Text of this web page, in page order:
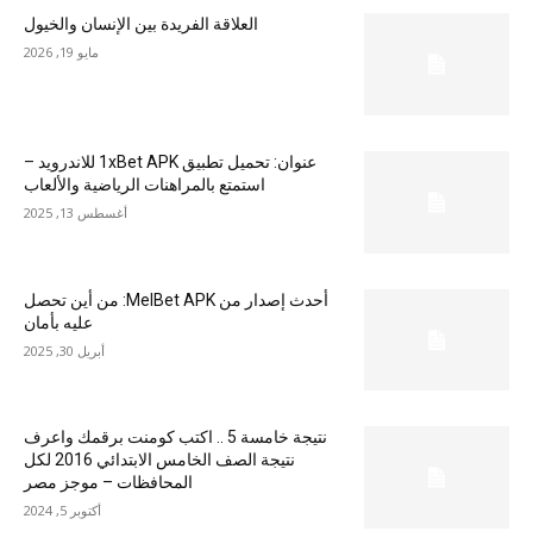
العلاقة الفريدة بين الإنسان والخيول
مايو 19, 2026
عنوان: تحميل تطبيق 1xBet APK للاندرويد –
استمتع بالمراهنات الرياضية والألعاب
أغسطس 13, 2025
أحدث إصدار من MelBet APK: من أين تحصل
عليه بأمان
أبريل 30, 2025
نتيجة خامسة 5 .. اكتب كومنت برقمك واعرف
نتيجة الصف الخامس الابتدائي 2016 لكل
المحافظات – موجز مصر
أكتوبر 5, 2024